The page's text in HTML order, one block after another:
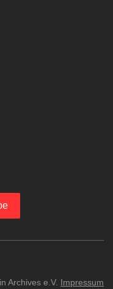
Archives e.V. Impressum